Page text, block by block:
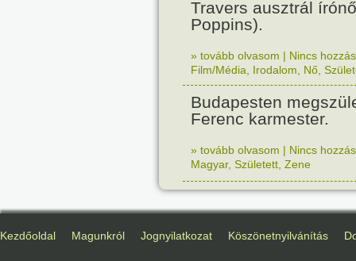
Travers ausztrál
Poppins).
» tovább olvasom | Nincs
Film/Média
Irodalom Nő
Budapesten
Ferenc karmester.
» tovább olvasom | Nincs
Magyar, Született Zene
Kezdőoldal Magunkról Jognyilatkozat Köszönetnyilvánítás